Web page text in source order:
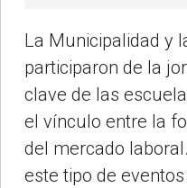
La Municipalidad y
participaron de la
clave de las
el vínculo entre la
del mercado
este tipo de